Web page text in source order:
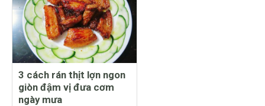
3 cách rán thịt lợn ngon
giòn đậm vị đưa cơm
ngày mưa